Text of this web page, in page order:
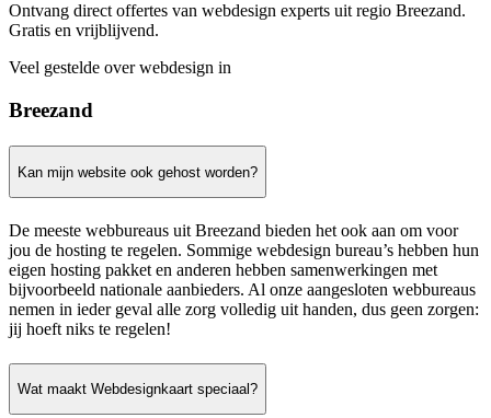
Ontvang direct offertes van webdesign experts uit regio Breezand.
Gratis en vrijblijvend.
Veel gestelde over webdesign in
Breezand
Kan mijn website ook gehost worden?
De meeste webbureaus uit Breezand bieden het ook aan om voor
jou de hosting te regelen. Sommige webdesign bureau’s hebben hun
eigen hosting pakket en anderen hebben samenwerkingen met
bijvoorbeeld nationale aanbieders. Al onze aangesloten webbureaus
nemen in ieder geval alle zorg volledig uit handen, dus geen zorgen:
jij hoeft niks te regelen!
Wat maakt Webdesignkaart speciaal?